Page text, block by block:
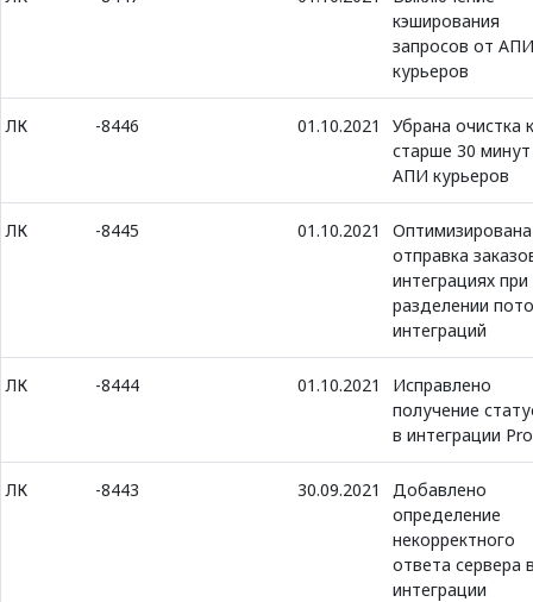
кэширования
запросов от АПИ
курьеров
ЛК -8446 01.10.2021
Убрана очистка
старше 30
АПИ курьеров
ЛК -8445 01.10.2021
Оптимизирована
отправка
интеграциях при
разделении
интеграций
ЛК -8444 01.10.2021
Исправлено
получение
в интеграции
ЛК -8443 30.09.2021
Добавлено
определение
некорректного
ответа сервера
интеграции